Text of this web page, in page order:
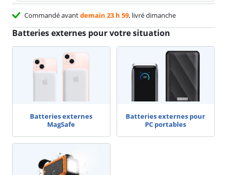
Commandé avantdemain 23 h 59, livré dimanche
gratuitement
Batteries externes pour votre situation
Batteries externes
MagSafe
Batteries externes pour
PC portables